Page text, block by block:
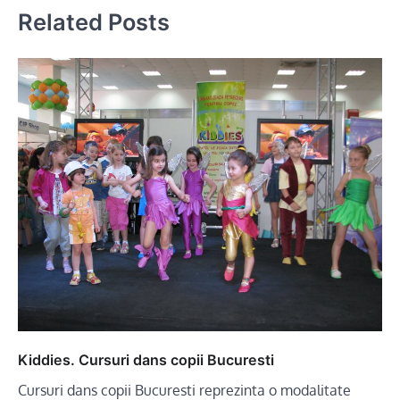
Related Posts
Kiddies. Cursuri dans copii Bucuresti
Cursuri dans copii Bucuresti reprezinta o modalitate